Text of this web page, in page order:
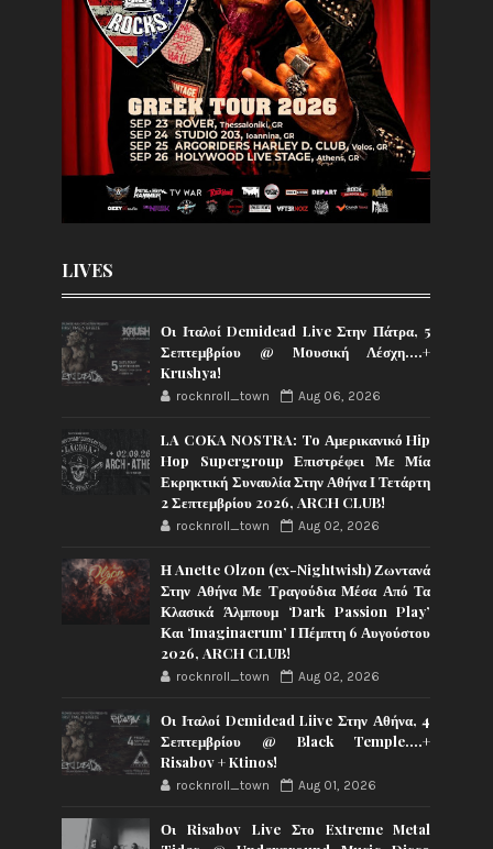
LIVES
Οι Ιταλοί Demidead Live Στην Πάτρα, 5
Σεπτεμβρίου @ Moυσική Λέσχη….+
Krushya!
rocknroll_town Aug 06, 2026
LA COKA NOSTRA: To Αμερικανικό Hip
Hop Supergroup Επιστρέφει Με Μία
Εκρηκτική Συναυλία Στην Αθήνα Ι Τετάρτη
2 Σεπτεμβρίου 2026, ARCH CLUB!
rocknroll_town Aug 02, 2026
Η Anette Olzon (ex-Nightwish) Ζωντανά
Στην Αθήνα Με Τραγούδια Μέσα Από Τα
Κλασικά Άλμπουμ ‘Dark Passion Play’
Και ‘Imaginaerum’ I Πέμπτη 6 Αυγούστου
2026, ARCH CLUB!
rocknroll_town Aug 02, 2026
Οι Ιταλοί Demidead Liive Στην Αθήνα, 4
Σεπτεμβρίου @ Black Temple….+
Risabov + Ktinos!
rocknroll_town Aug 01, 2026
Οι Risabov Live Στο Extreme Metal